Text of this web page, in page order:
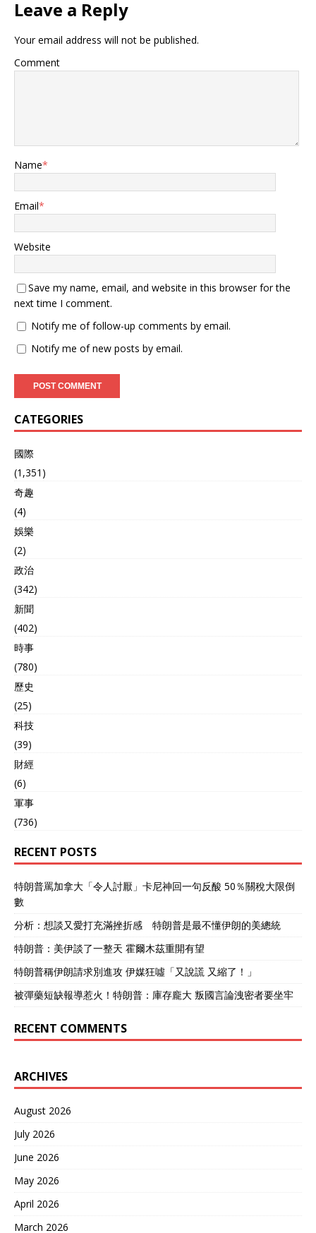
相看。 为便于就近支援战
事，苏联把众多重工业生产
设施皆迁移至中国，此举措
在当时具有一定的战略意
义。 中国工业化的开始，就
多苏联专家来到中国，悉心
培育出大批优秀人才。他们
的到来，为我国人才培养事
业贡献了重要力量。 之后，
我们能在火箭、原子弹等领
域取得进展，也或多或少有
苏联的功劳。 同时，苏联还
给中国提供了贷款，解决了
我国建国初期资本严重不足
的窘境。 在1959年，中苏
两国关系生变，诸多合作项
目无奈被迫中止，这种局面
响。 双方的关系，也因此冷
淡了三十多年。 但是，在戈
尔巴乔夫时代，两国关系开
始缓和。 苏联解体后，继承
其主要“遗产”的俄罗斯，因
为经济政策的失误陷入贫
困。 借着这个机会，我国用
比较优惠的价格，购买了很
国而言，意义最为重大的，
当属苏 27 战斗机以及其生
产线。它们的存在，具有非
凡的战略价值和深远影响。
苏27战斗机 苏27引进的意
义有三点：成品的战斗机，
飞三代机的飞行员。 而生产
线的引进，也让我们彻底吃
透了苏27的技术。 后来，我
们能发展出自己的歼11、歼
16，都与此有关。 歼11 而
跟随苏27进入中国的先进航
空发动机，也让我们在这个
领域打开了一扇大门。 之后
的太行、峨眉系列发动机的
研制成功，都和前苏联的先
说，今天中国空军的大发
展，与俄罗斯的关系很大。
另外，俄罗斯是个能源大
国。 而中国在这方面，远不
如他们的得天独厚。 所以在
经济发展中，俄罗斯出能
源、中国出产品的模式，已
经被证明是成功的。 俄罗斯
总是说，中国买了很多他们
同时，也正是依靠着中国价
廉物美的工业品，俄罗斯才
能在西方大力度制裁的情况
下，仍然保证了经济的发
展。 中俄双方，逐渐形成了
一个利益共同体，在经济生
活中相互促进，共同发展。
第二个促进我们发展的国
家，是乌克兰。 别看今天的
乌克兰，是个在战争中苦苦
挣扎的贫困国家。 但是他对
于我们的军事发展，同样是
作用不小。 甚至可以说，如
果没有乌克兰，中国的海陆
兰也继承了不少的遗产。 虽
然他们也同样贫穷，但是手
中掌握的半成品军备，和一
些核心技术，仍然是当时的
我们可望而不可及的。 他们
机设计能力、坦克发动机技
术，都有自己的独到之处。
所以在当时，我国就花了很
大力气，和乌克兰建立了良
Leave a Reply
Your email address will not be published.
Comment
Name*
Email*
Website
Save my name, email, and website in this browser for the
next time I comment.
Notify me of follow-up comments by email.
Notify me of new posts by email.
CATEGORIES
國際
(1,351)
奇趣
(4)
娛樂
(2)
政治
(342)
新聞
(402)
時事
(780)
歷史
(25)
科技
(39)
財經
(6)
軍事
(736)
RECENT POSTS
特朗普罵加拿大「令人討厭」卡尼神回一句反酸 50％關稅大限倒
數
分析：想談又愛打充滿挫折感 特朗普是最不懂伊朗的美總統
特朗普：美伊談了一整天 霍爾木茲重開有望
特朗普稱伊朗請求別進攻 伊媒狂噓「又說謊 又縮了！」
被彈藥短缺報導惹火！特朗普：庫存龐大 叛國言論洩密者要坐牢
RECENT COMMENTS
ARCHIVES
August 2026
July 2026
June 2026
May 2026
April 2026
March 2026